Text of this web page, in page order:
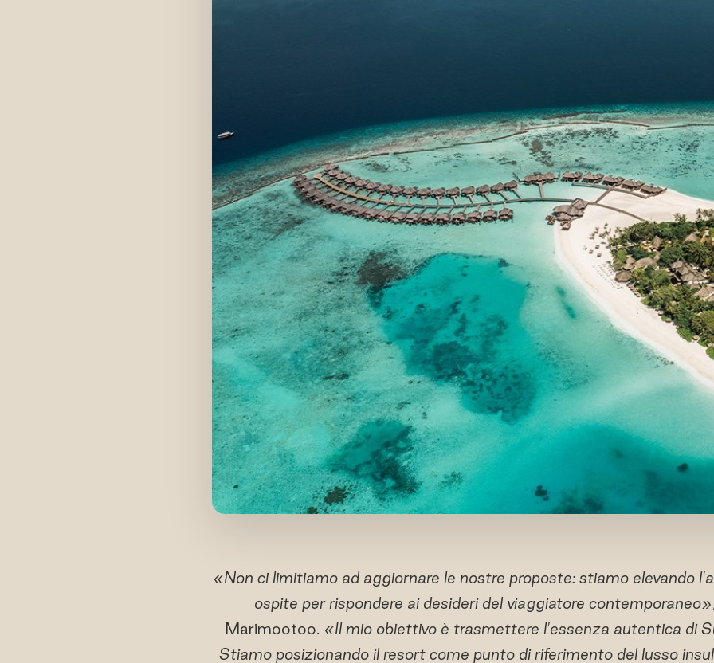
«Non ci limitiamo ad aggiornare le nostre proposte: stiamo elevando
ospite per rispondere ai desideri del viaggiatore contemporaneo»
Marimootoo. «Il mio obiettivo è trasmettere l'essenza autentica di
Stiamo posizionando il resort come punto di riferimento del lusso